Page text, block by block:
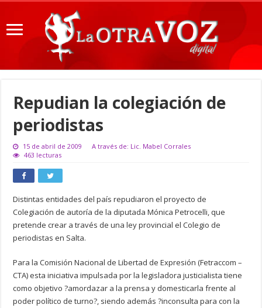
Repudian la colegiación de
periodistas
15 de abril de 2009
A través de: Lic. Mabel Corrales
463 lecturas
Distintas entidades del país repudiaron el proyecto de
Colegiación de autoría de la diputada Mónica Petrocelli, que
pretende crear a través de una ley provincial el Colegio de
periodistas en Salta.
Para la Comisión Nacional de Libertad de Expresión (Fetraccom –
CTA) esta iniciativa impulsada por la legisladora justicialista tiene
como objetivo ?amordazar a la prensa y domesticarla frente al
poder político de turno?, siendo además ?inconsulta para con la